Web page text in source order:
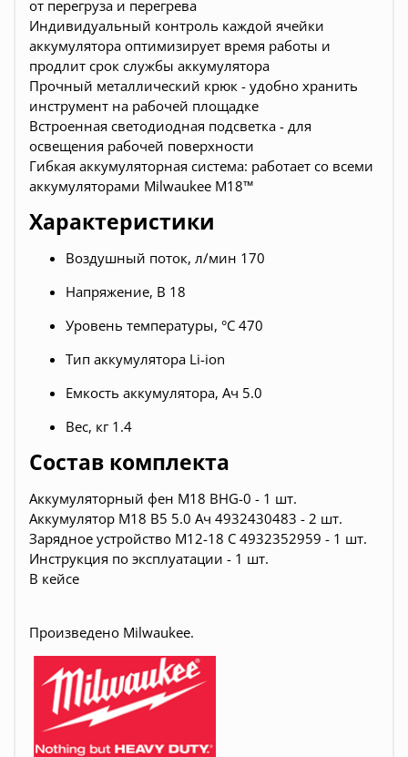
от перегруза и перегрева
Индивидуальный контроль каждой ячейки
аккумулятора оптимизирует время работы и
продлит срок службы аккумулятора
Прочный металлический крюк - удобно хранить
инструмент на рабочей площадке
Встроенная светодиодная подсветка - для
освещения рабочей поверхности
Гибкая аккумуляторная система: работает со всеми
аккумуляторами Milwaukee M18™
Характеристики
Воздушный поток, л/мин 170
Напряжение, В 18
Уровень температуры, °C 470
Тип аккумулятора Li-ion
Емкость аккумулятора, Ач 5.0
Вес, кг 1.4
Состав комплекта
Аккумуляторный фен M18 BHG-0 - 1 шт.
Аккумулятор M18 B5 5.0 Ач 4932430483 - 2 шт.
Зарядное устройство M12-18 C 4932352959 - 1 шт.
Инструкция по эксплуатации - 1 шт.
В кейсе
Произведено Milwaukee.